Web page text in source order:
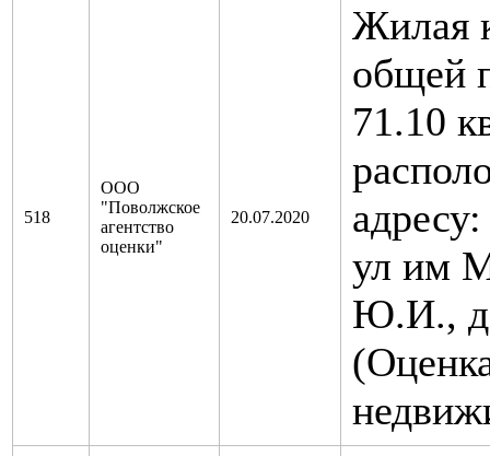
518
ООО
"Поволжское
агентство
оценки"
20.07.2020
Жилая
общей
71.10
ул им
Ю.И., д